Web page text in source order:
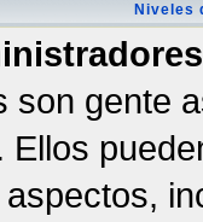
Niveles
son gente